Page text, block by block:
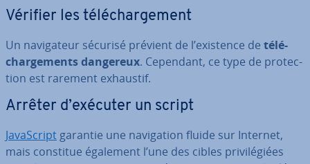
Vérifier les té­lé­char­ge­ment
Un na­vi­ga­teur sécurisé prévient de l’existence de té­lé­
char­ge­ments dangereux. Cependant, ce type de pro­tec­
tion est rarement exhaustif.
Arrêter d’exécuter un script
Ja­vaS­cript garantie une na­vi­ga­tion fluide sur Internet,
mais constitue également l’une des cibles pri­vi­lé­giées